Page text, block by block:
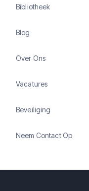
Bibliotheek
Blog
Over Ons
Vacatures
Beveiliging
Neem Contact Op